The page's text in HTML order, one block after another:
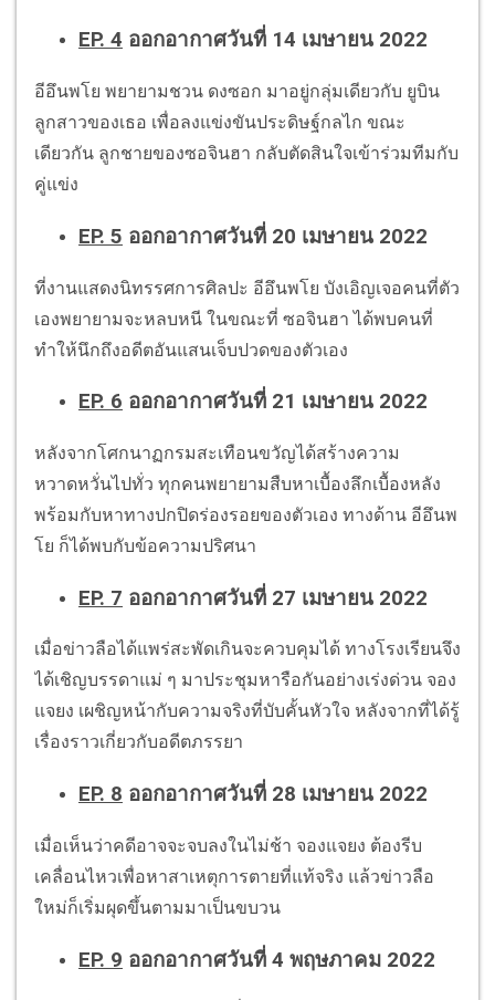
EP. 4 ออกอากาศวันที่ 14 เมษายน 2022
อีอึนพโย พยายามชวน ดงซอก มาอยู่กลุ่มเดียวกับ ยูบิน
ลูกสาวของเธอ เพื่อลงแข่งขันประดิษฐ์กลไก ขณะ
เดียวกัน ลูกชายของซอจินฮา กลับตัดสินใจเข้าร่วมทีมกับ
คู่แข่ง
EP. 5 ออกอากาศวันที่ 20 เมษายน 2022
ที่งานแสดงนิทรรศการศิลปะ อีอึนพโย บังเอิญเจอคนที่ตัว
เองพยายามจะหลบหนี ในขณะที่ ซอจินฮา ได้พบคนที่
ทำให้นึกถึงอดีตอันแสนเจ็บปวดของตัวเอง
EP. 6 ออกอากาศวันที่ 21 เมษายน 2022
หลังจากโศกนาฏกรมสะเทือนขวัญได้สร้างความ
หวาดหวั่นไปทั่ว ทุกคนพยายามสืบหาเบื้องลึกเบื้องหลัง
พร้อมกับหาทางปกปิดร่องรอยของตัวเอง ทางด้าน อีอึนพ
โย ก็ได้พบกับข้อความปริศนา
EP. 7 ออกอากาศวันที่ 27 เมษายน 2022
เมื่อข่าวลือได้แพร่สะพัดเกินจะควบคุมได้ ทางโรงเรียนจึง
ได้เชิญบรรดาแม่ ๆ มาประชุมหารือกันอย่างเร่งด่วน จอง
แจยง เผชิญหน้ากับความจริงที่บับคั้นหัวใจ หลังจากที่ได้รู้
เรื่องราวเกี่ยวกับอดีตภรรยา
EP. 8 ออกอากาศวันที่ 28 เมษายน 2022
เมื่อเห็นว่าคดีอาจจะจบลงในไม่ช้า จองแจยง ต้องรีบ
เคลื่อนไหวเพื่อหาสาเหตุการตายที่แท้จริง แล้วข่าวลือ
ใหม่ก็เริ่มผุดขึ้นตามมาเป็นขบวน
EP. 9 ออกอากาศวันที่ 4 พฤษภาคม 2022